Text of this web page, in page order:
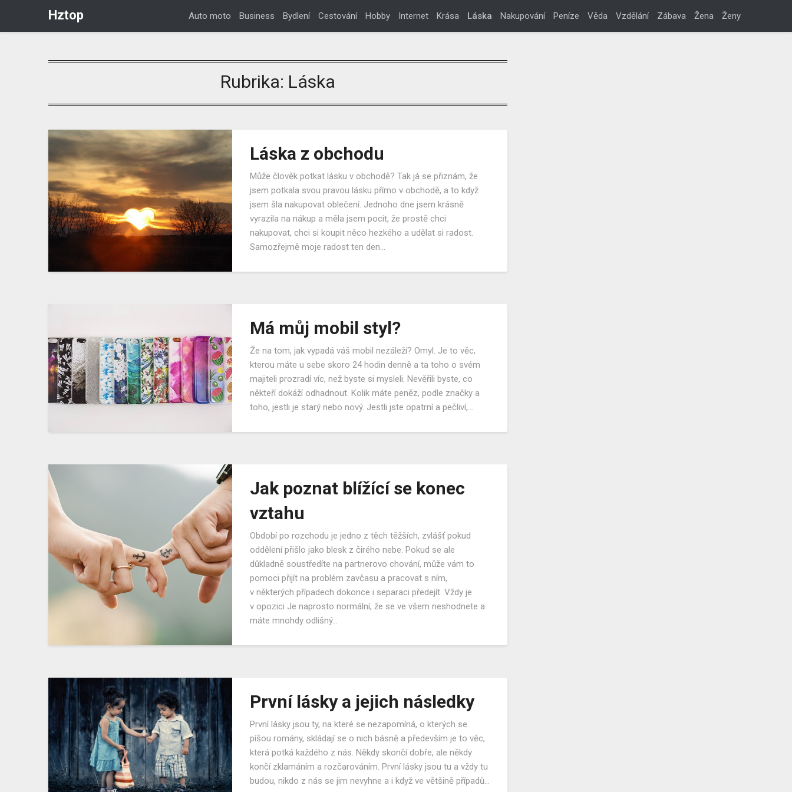
Hztop Auto moto Business Bydlení Cestování Hobby Internet Krása Láska Nakupování Peníze Věda Vzdělání Zábava Žena Ženy
Rubrika: Láska
Láska z obchodu
Může člověk potkat lásku v obchodě? Tak já se přiznám, že
jsem potkala svou pravou lásku přímo v obchodě, a to když
jsem šla nakupovat oblečení. Jednoho dne jsem krásně
vyrazila na nákup a měla jsem pocit, že prostě chci
nakupovat, chci si koupit něco hezkého a udělat si radost.
Samozřejmě moje radost ten den…
Má můj mobil styl?
Že na tom, jak vypadá váš mobil nezáleží? Omyl. Je to věc,
kterou máte u sebe skoro 24 hodin denně a ta toho o svém
majiteli prozradí víc, než byste si mysleli. Nevěřili byste, co
někteří dokáží odhadnout. Kolik máte peněz, podle značky a
toho, jestli je starý nebo nový. Jestli jste opatrní a pečliví,…
Jak poznat blížící se konec
vztahu
Období po rozchodu je jedno z těch těžších, zvlášť pokud
oddělení přišlo jako blesk z čirého nebe. Pokud se ale
důkladně soustředíte na partnerovo chování, může vám to
pomoci přijít na problém zavčasu a pracovat s ním,
v některých případech dokonce i separaci předejít. Vždy je
v opozici Je naprosto normální, že se ve všem neshodnete a
máte mnohdy odlišný…
První lásky a jejich následky
První lásky jsou ty, na které se nezapomíná, o kterých se
píšou romány, skládají se o nich básně a především je to věc,
která potká každého z nás. Někdy skončí dobře, ale někdy
končí zklamáním a rozčarováním. První lásky jsou tu a vždy tu
budou, nikdo z nás se jim nevyhne a i když ve většině případů…